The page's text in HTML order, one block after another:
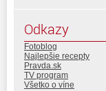
Odkazy
Fotoblog
Najlepšie recepty
Pravda.sk
TV program
Všetko o víne